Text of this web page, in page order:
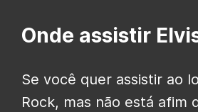
Onde assistir
Se você quer assistir ao
Rock, mas não está afim